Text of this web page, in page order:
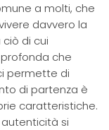
a molti, che
davvero la
di cui
che
permette di
di partenza è
caratteristiche.
si